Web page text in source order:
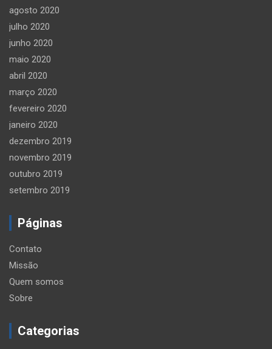
agosto 2020
julho 2020
junho 2020
maio 2020
abril 2020
março 2020
fevereiro 2020
janeiro 2020
dezembro 2019
novembro 2019
outubro 2019
setembro 2019
Páginas
Contato
Missão
Quem somos
Sobre
Categorias